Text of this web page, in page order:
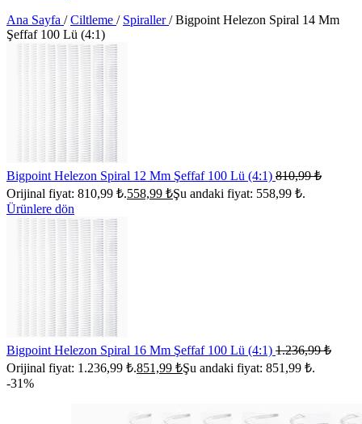
Ana Sayfa / Ciltleme / Spiraller/ Bigpoint Helezon Spiral 14 Mm
Şeffaf 100 Lü (4:1)
Bigpoint Helezon Spiral 12 Mm Şeffaf 100 Lü (4:1) 810,99₺
Orijinal fiyat: 810,99 ₺.558,99 ₺Şu andaki fiyat: 558,99 ₺.
Ürünlere dön
Bigpoint Helezon Spiral 16 Mm Şeffaf 100 Lü (4:1) 1.236,99₺
Orijinal fiyat: 1.236,99 ₺.851,99 ₺Şu andaki fiyat: 851,99 ₺.
-31%